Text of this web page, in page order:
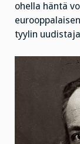
ohella häntä
tyylin